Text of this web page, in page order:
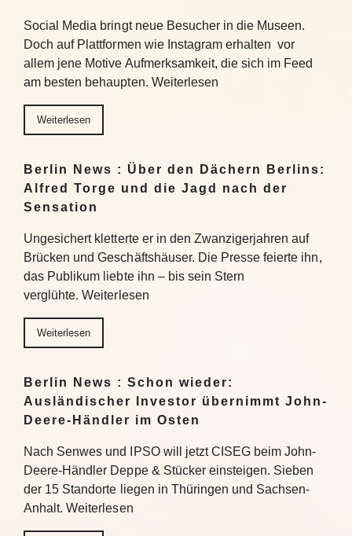
Social Media bringt neue Besucher in die Museen.
Doch auf Plattformen wie Instagram erhalten vor
allem jene Motive Aufmerksamkeit, die sich im Feed
am besten behaupten. Weiterlesen
Weiterlesen
Berlin News : Über den Dächern Berlins:
Alfred Torge und die Jagd nach der
Sensation
Ungesichert kletterte er in den Zwanzigerjahren auf
Brücken und Geschäftshäuser. Die Presse feierte ihn,
das Publikum liebte ihn – bis sein Stern
verglühte. Weiterlesen
Weiterlesen
Berlin News : Schon wieder:
Ausländischer Investor übernimmt John-
Deere-Händler im Osten
Nach Senwes und IPSO will jetzt CISEG beim John-
Deere-Händler Deppe & Stücker einsteigen. Sieben
der 15 Standorte liegen in Thüringen und Sachsen-
Anhalt. Weiterlesen